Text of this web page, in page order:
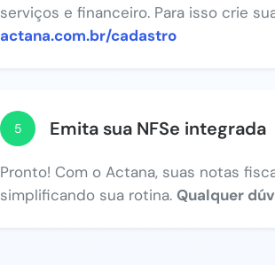
serviços e financeiro. Para isso crie
actana.com.br/cadastro
5 Emita sua NFSe integrada
Pronto! Com o Actana, suas notas
simplificando sua rotina. Qualquer